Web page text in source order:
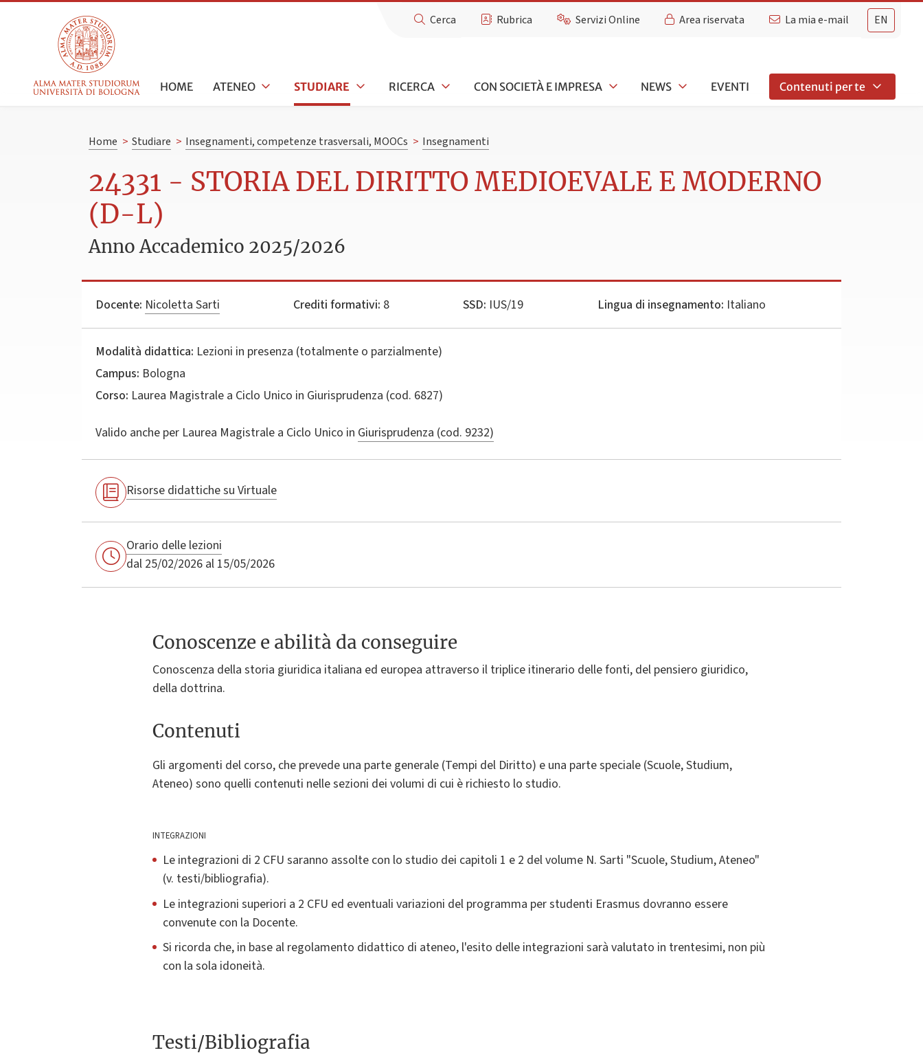
EN
Cerca Rubrica Servizi Online Area riservata La mia e-mail
HOME ATENEO STUDIARE RICERCA CON SOCIETÀ E IMPRESA NEWS EVENTI Contenuti per te
Home > Studiare > Insegnamenti, competenze trasversali, MOOCs > Insegnamenti
24331 - STORIA DEL DIRITTO MEDIOEVALE E MODERNO
(D-L)
Anno Accademico 2025/2026
Docente: Nicoletta Sarti Crediti formativi: 8 SSD: IUS/19 Lingua di insegnamento: Italiano
Modalità didattica: Lezioni in presenza (totalmente o parzialmente)
Campus: Bologna
Corso: Laurea Magistrale a Ciclo Unico in Giurisprudenza (cod. 6827)
Valido anche per Laurea Magistrale a Ciclo Unico in Giurisprudenza (cod. 9232)
Risorse didattiche su Virtuale
Orario delle lezioni
dal 25/02/2026 al 15/05/2026
Conoscenze e abilità da conseguire
Conoscenza della storia giuridica italiana ed europea attraverso il triplice itinerario delle fonti, del pensiero giuridico,
della dottrina.
Contenuti
Gli argomenti del corso, che prevede una parte generale (Tempi del Diritto) e una parte speciale (Scuole, Studium,
Ateneo) sono quelli contenuti nelle sezioni dei volumi di cui è richiesto lo studio.
INTEGRAZIONI
Le integrazioni di 2 CFU saranno assolte con lo studio dei capitoli 1 e 2 del volume N. Sarti "Scuole, Studium, Ateneo"
(v. testi/bibliografia).
Le integrazioni superiori a 2 CFU ed eventuali variazioni del programma per studenti Erasmus dovranno essere
convenute con la Docente.
Si ricorda che, in base al regolamento didattico di ateneo, l'esito delle integrazioni sarà valutato in trentesimi, non più
con la sola idoneità.
Testi/Bibliografia